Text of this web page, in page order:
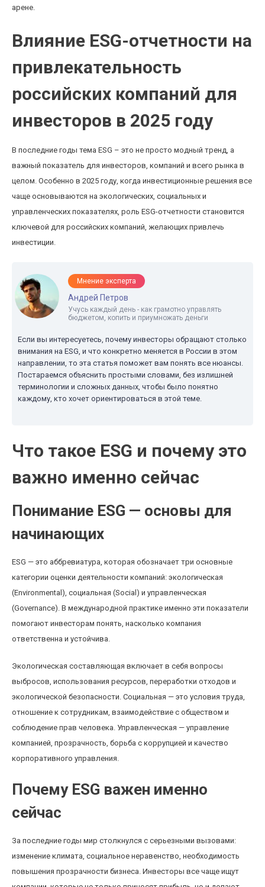
арене.
Влияние ESG-отчетности на
привлекательность
российских компаний для
инвесторов в 2025 году
В последние годы тема ESG – это не просто модный тренд, а
важный показатель для инвесторов, компаний и всего рынка в
целом. Особенно в 2025 году, когда инвестиционные решения все
чаще основываются на экологических, социальных и
управленческих показателях, роль ESG-отчетности становится
ключевой для российских компаний, желающих привлечь
инвестиции.
Мнение эксперта
Андрей Петров
Учусь каждый день - как грамотно управлять
бюджетом, копить и приумножать деньги
Если вы интересуетесь, почему инвесторы обращают столько
внимания на ESG, и что конкретно меняется в России в этом
направлении, то эта статья поможет вам понять все нюансы.
Постараемся объяснить простыми словами, без излишней
терминологии и сложных данных, чтобы было понятно
каждому, кто хочет ориентироваться в этой теме.
Что такое ESG и почему это
важно именно сейчас
Понимание ESG — основы для
начинающих
ESG — это аббревиатура, которая обозначает три основные
категории оценки деятельности компаний: экологическая
(Environmental), социальная (Social) и управленческая
(Governance). В международной практике именно эти показатели
помогают инвесторам понять, насколько компания
ответственна и устойчива.
Экологическая составляющая включает в себя вопросы
выбросов, использования ресурсов, переработки отходов и
экологической безопасности. Социальная — это условия труда,
отношение к сотрудникам, взаимодействие с обществом и
соблюдение прав человека. Управленческая — управление
компанией, прозрачность, борьба с коррупцией и качество
корпоративного управления.
Почему ESG важен именно
сейчас
За последние годы мир столкнулся с серьезными вызовами:
изменение климата, социальное неравенство, необходимость
повышения прозрачности бизнеса. Инвесторы все чаще ищут